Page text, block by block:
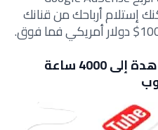
إستلام أرباحك من قنانك
3- بلوغ عدد ساعات المشاهدة إلى 4000 ساعة